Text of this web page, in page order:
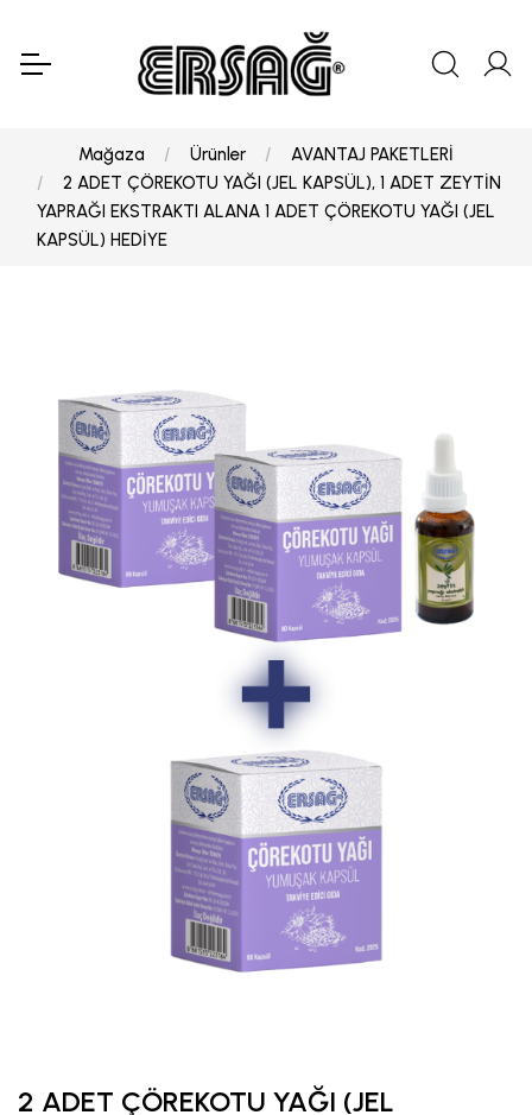
Mağaza Ürünler
AVANTAJ PAKETLERİ
2 ADET ÇÖREKOTU YAĞI (JEL KAPSÜL), 1 ADET ZEYTİN
YAPRAĞI EKSTRAKTI ALANA 1 ADET ÇÖREKOTU YAĞI (JEL
KAPSÜL) HEDİYE
2 ADET ÇÖREKOTU YAĞI (JEL